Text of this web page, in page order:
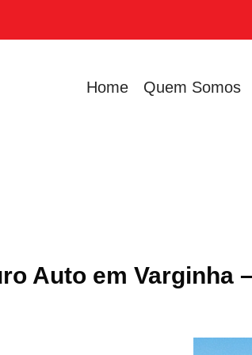
Home Quem Somos
Auto em Varginha